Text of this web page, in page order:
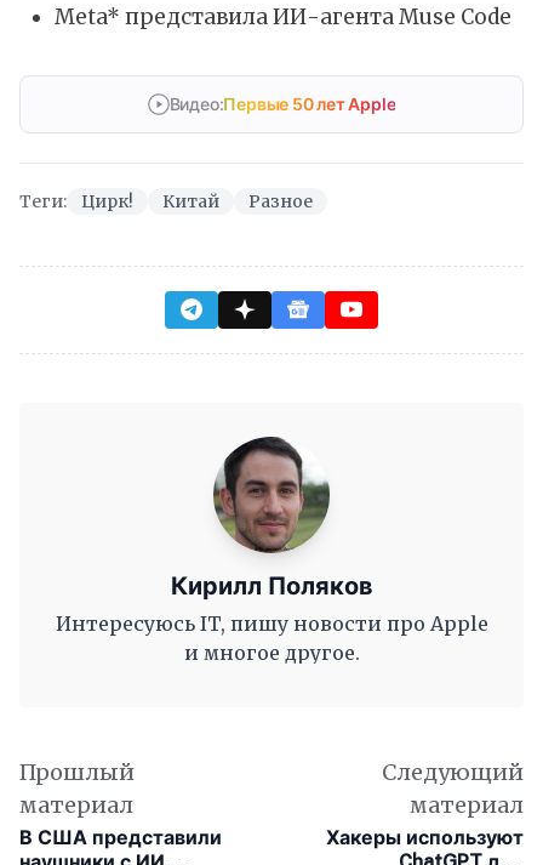
Meta* представила ИИ-агента Muse Code
Видео:Первые 50 лет Apple
Теги: Цирк! Китай Разное
Кирилл Поляков
Интересуюсь IT, пишу новости про Apple
и многое другое.
Прошлый
материал
В США представили
Следующий
материал
Хакеры используют